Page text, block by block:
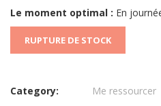
Le moment optimal : En
RUPTURE DE STOCK
Category: Me ressourcer